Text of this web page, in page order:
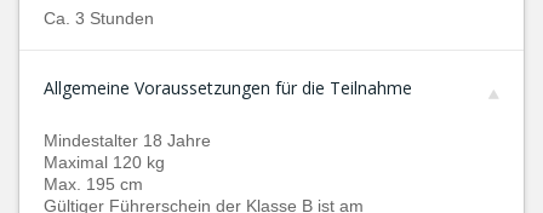
Ca. 3 Stunden
Allgemeine Voraussetzungen für die Teilnahme
Mindestalter 18 Jahre
Maximal 120 kg
Max. 195 cm
Gültiger Führerschein der Klasse B ist am